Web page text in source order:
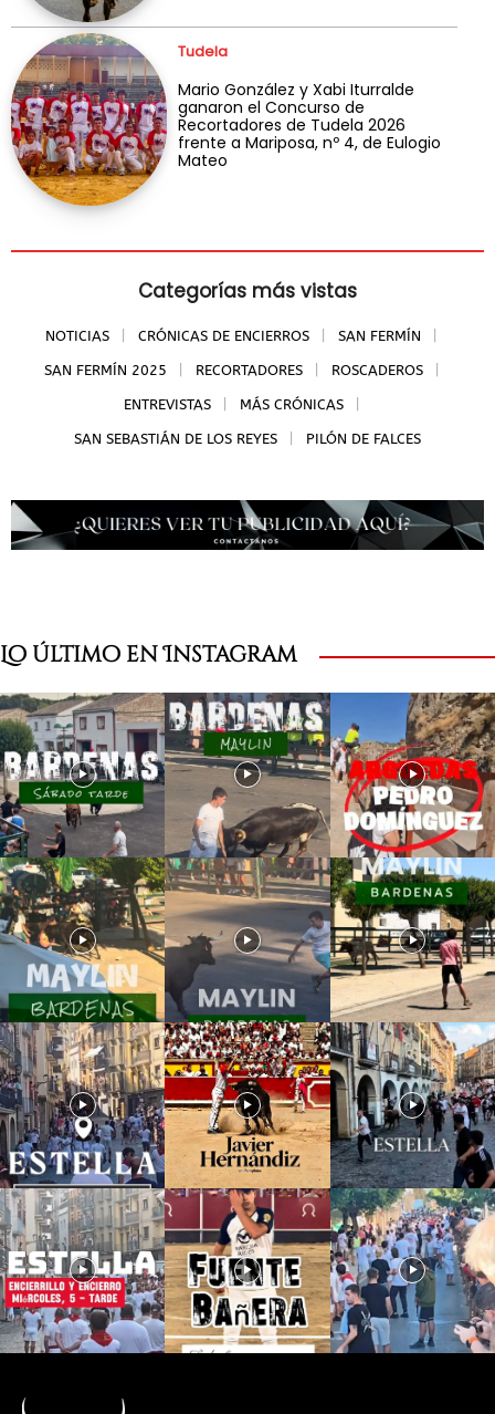
Tudela
Mario González y Xabi Iturralde
ganaron el Concurso de
Recortadores de Tudela 2026
frente a Mariposa, nº 4, de Eulogio
Mateo
Categorías más vistas
NOTICIAS CRÓNICAS DE ENCIERROS SAN FERMÍN
SAN FERMÍN 2025 RECORTADORES ROSCADEROS
ENTREVISTAS MÁS CRÓNICAS
SAN SEBASTIÁN DE LOS REYES PILÓN DE FALCES
Lo último en Instagram